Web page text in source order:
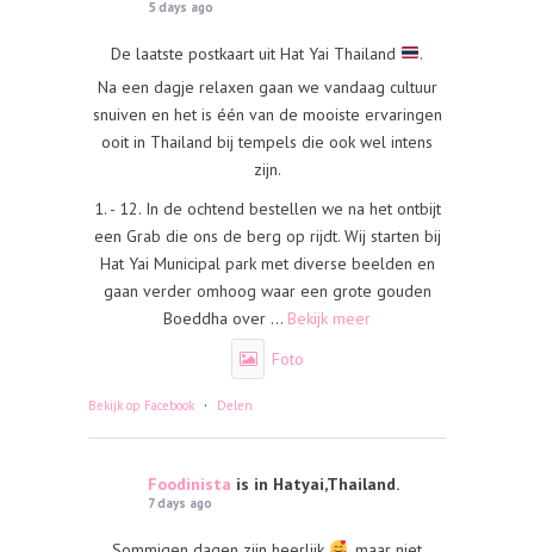
5 days ago
De laatste postkaart uit Hat Yai Thailand
.
Na een dagje relaxen gaan we vandaag cultuur
snuiven en het is één van de mooiste ervaringen
ooit in Thailand bij tempels die ook wel intens
zijn.
1. - 12. In de ochtend bestellen we na het ontbijt
een Grab die ons de berg op rijdt. Wij starten bij
Hat Yai Municipal park met diverse beelden en
gaan verder omhoog waar een grote gouden
Boeddha over ... Bekijk meer
Foto
Bekijk op Facebook · Delen
Foodinista is in Hatyai,Thailand.
7 days ago